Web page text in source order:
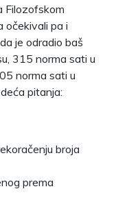
Filozofskom
očekivali pa i
je odradio baš
315 norma sati u
norma sati u
pitanja:
broja
prema